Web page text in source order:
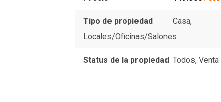
Tipo de propiedad Casa,
Locales/Oficinas/Salones
Status de la propiedad Todos, Venta